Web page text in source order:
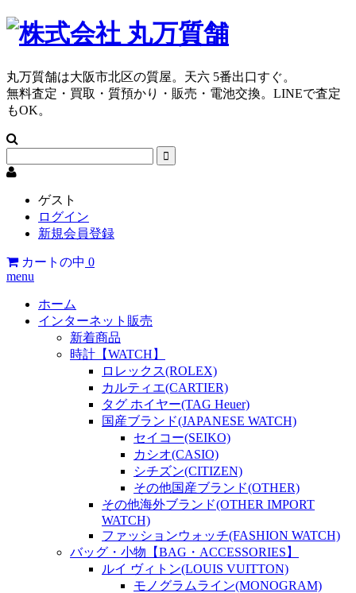
丸万質舗は大阪市北区の質屋。天六 5番出口すぐ。
無料査定・買取・質預かり・販売・電池交換。LINEで査定
もOK。
ゲスト
ログイン
新規会員登録
カートの中 0
menu
ホーム
インターネット販売
新着商品
時計【WATCH】
ロレックス(ROLEX)
カルティエ(CARTIER)
タグ ホイヤー(TAG Heuer)
国産ブランド(JAPANESE WATCH)
セイコー(SEIKO)
カシオ(CASIO)
シチズン(CITIZEN)
その他国産ブランド(OTHER)
その他海外ブランド(OTHER IMPORT
WATCH)
ファッションウォッチ(FASHION WATCH)
バッグ・小物【BAG・ACCESSORIES】
ルイ ヴィトン(LOUIS VUITTON)
モノグラムライン(MONOGRAM)